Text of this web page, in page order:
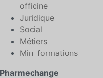
officine
Juridique
Social
Métiers
Mini formations
Pharmechange